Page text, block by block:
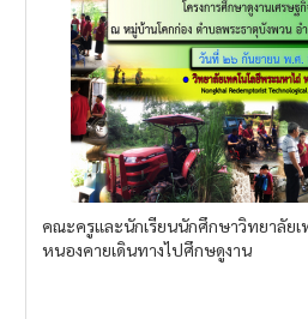
คณะครูและนักเรียนนักศึกษาวิทยาลัยเ
หนองคายเดินทางไปศึกษดูงาน